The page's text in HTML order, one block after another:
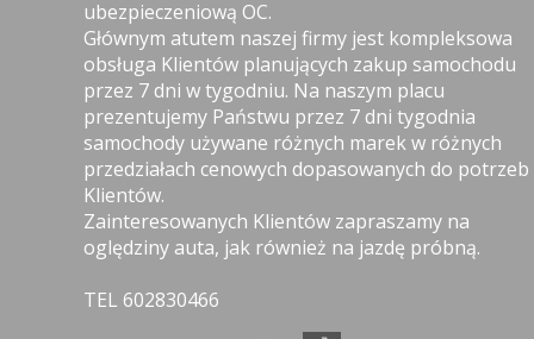
ubezpieczeniową OC.
Głównym atutem naszej firmy jest kompleksowa
obsługa Klientów planujących zakup samochodu
przez 7 dni w tygodniu. Na naszym placu
prezentujemy Państwu przez 7 dni tygodnia
samochody używane różnych marek w różnych
przedziałach cenowych dopasowanych do potrzeb
Klientów.
Zainteresowanych Klientów zapraszamy na
oględziny auta, jak również na jazdę próbną.
TEL 602830466